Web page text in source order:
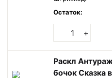
Остаток:
+
Раскл
бочок Сказка